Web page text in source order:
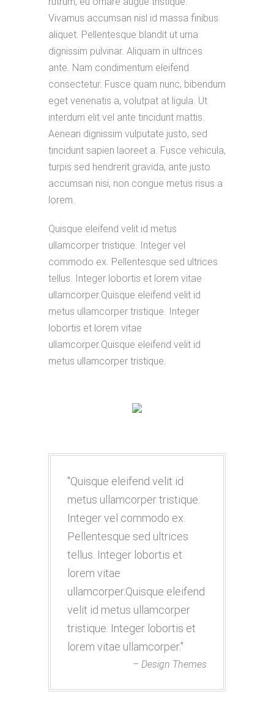
Vivamus accumsan nisl id massa finibus
aliquet. Pellentesque blandit ut urna
dignissim pulvinar. Aliquam in ultrices
ante. Nam condimentum eleifend
consectetur. Fusce quam nunc, bibendum
eget venenatis a, volutpat at ligula. Ut
interdum elit vel ante tincidunt mattis.
Aenean dignissim vulputate justo, sed
tincidunt sapien laoreet a. Fusce vehicula,
turpis sed hendrerit gravida, ante justo
accumsan nisi, non congue metus risus a
lorem.
Quisque eleifend velit id metus
ullamcorper tristique. Integer vel
commodo ex. Pellentesque sed ultrices
tellus. Integer lobortis et lorem vitae
ullamcorper.Quisque eleifend velit id
metus ullamcorper tristique. Integer
lobortis et lorem vitae
ullamcorper.Quisque eleifend velit id
metus ullamcorper tristique.
Quisque eleifend velit id
metus ullamcorper tristique.
Integer vel commodo ex.
Pellentesque sed ultrices
tellus. Integer lobortis et
lorem vitae
ullamcorper.Quisque eleifend
velit id metus ullamcorper
tristique. Integer lobortis et
lorem vitae ullamcorper.
– Design Themes